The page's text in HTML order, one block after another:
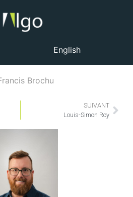
English
Brochu
SUIVANT
Louis-Simon Roy